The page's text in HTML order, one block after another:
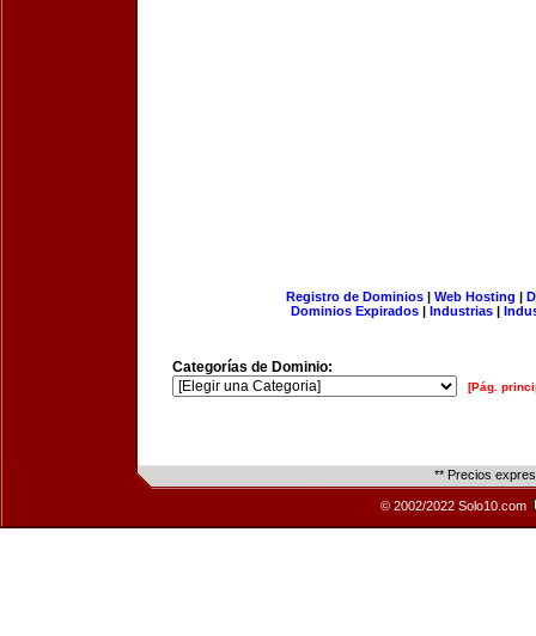
Registro de Dominios| Web Hosting |
Dominios Expirados | Industrias |
Categorías de Dominio:
[Pág.
** Precios
© 2002/2022 Solo10.com